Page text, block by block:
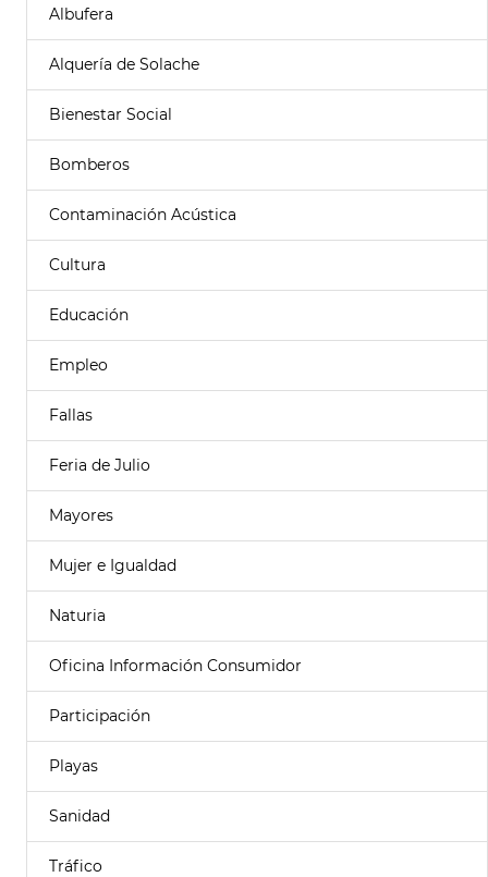
Albufera
Alquería de Solache
Bienestar Social
Bomberos
Contaminación Acústica
Cultura
Educación
Empleo
Fallas
Feria de Julio
Mayores
Mujer e Igualdad
Naturia
Oficina Información Consumidor
Participación
Playas
Sanidad
Tráfico